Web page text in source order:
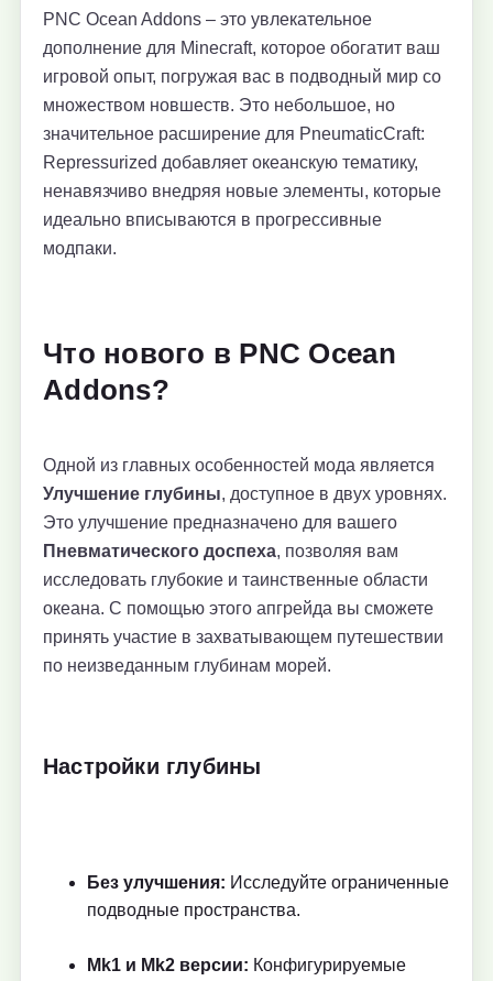
PNC Ocean Addons – это увлекательное
дополнение для Minecraft, которое обогатит ваш
игровой опыт, погружая вас в подводный мир со
множеством новшеств. Это небольшое, но
значительное расширение для PneumaticCraft:
Repressurized добавляет океанскую тематику,
ненавязчиво внедряя новые элементы, которые
идеально вписываются в прогрессивные
модпаки.
Что нового в PNC Ocean
Addons?
Одной из главных особенностей мода является
Улучшение глубины, доступное в двух уровнях.
Это улучшение предназначено для вашего
Пневматического доспеха, позволяя вам
исследовать глубокие и таинственные области
океана. С помощью этого апгрейда вы сможете
принять участие в захватывающем путешествии
по неизведанным глубинам морей.
Настройки глубины
Без улучшения: Исследуйте ограниченные
подводные пространства.
Mk1 и Mk2 версии: Конфигурируемые